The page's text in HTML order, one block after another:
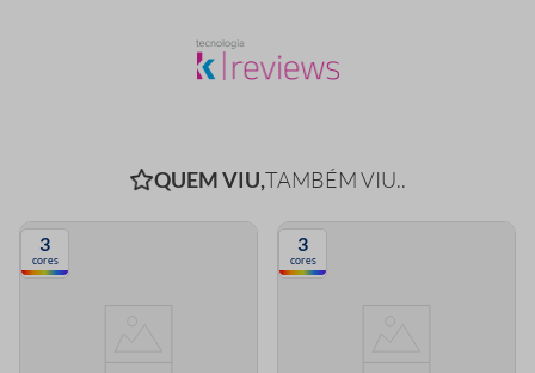
QUEM VIU,TAMBÉM VIU..
3
cores
3
cores